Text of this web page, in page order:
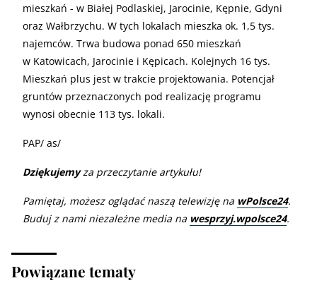
mieszkań - w Białej Podlaskiej, Jarocinie, Kępnie, Gdyni
oraz Wałbrzychu. W tych lokalach mieszka ok. 1,5 tys.
najemców. Trwa budowa ponad 650 mieszkań
w Katowicach, Jarocinie i Kępicach. Kolejnych 16 tys.
Mieszkań plus jest w trakcie projektowania. Potencjał
gruntów przeznaczonych pod realizację programu
wynosi obecnie 113 tys. lokali.
PAP/ as/
Dziękujemyza przeczytanie artykułu!
Pamiętaj, możesz oglądać naszą telewizję na wPolsce24.
Buduj z nami niezależne media na wesprzyj.wpolsce24.
Powiązane tematy